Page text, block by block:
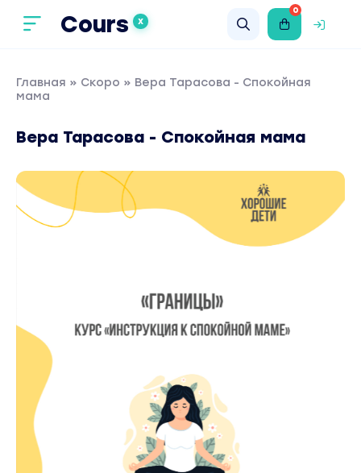
Cours X
0
Главная » Скоро » Вера Тарасова - Спокойная
мама
Вера Тарасова - Спокойная мама